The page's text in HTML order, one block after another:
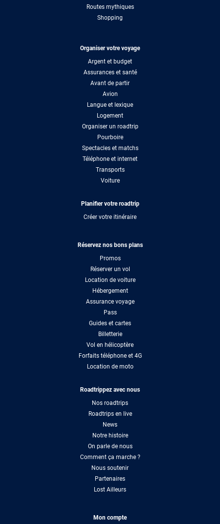
Routes mythiques
Shopping
Organiser votre voyage
Argent et budget
Assurances et santé
Avant de partir
Avion
Langue et lexique
Logement
Organiser un roadtrip
Pourboire
Spectacles et matchs
Téléphone et internet
Transports
Voiture
Planifier votre roadtrip
Créer votre itinéraire
Réservez nos bons plans
Promos
Réserver un vol
Location de voiture
Hébergement
Assurance voyage
Pass
Guides et cartes
Billetterie
Vol en hélicoptère
Forfaits téléphone et 4G
Location de moto
Roadtrippez avec nous
Nos roadtrips
Roadtrips en live
News
Notre histoire
On parle de nous
Comment ça marche ?
Nous soutenir
Partenaires
Lost Ailleurs
Mon compte